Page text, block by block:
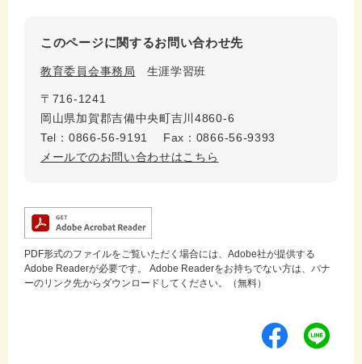
このページに関するお問い合わせ先
教育委員会事務局 生涯学習班
〒716-1241
岡山県加賀郡吉備中央町吉川4860-6
Tel：0866-56-9191
Fax：0866-56-9393
メールでのお問い合わせはこちら
PDF形式のファイルをご覧いただく場合には、Adobe社が提供する
Adobe Readerが必要です。
Adobe Readerをお持ちでない方は、バナ
ーのリンク先からダウンロードしてください。（無料）